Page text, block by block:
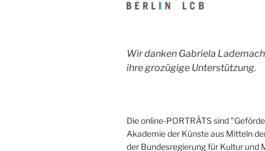
Wir danken Gabriela
ihre grozügige Unterstützung.
Die online-PORTRÄTS sind
Akademie der Künste aus Mitteln
der Bundesregierung für Kultur und